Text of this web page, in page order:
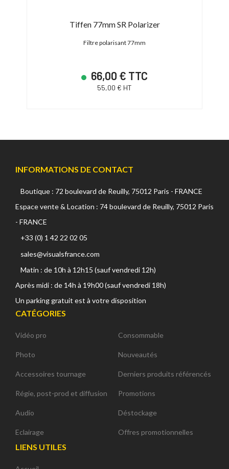
Tiffen 77mm SR Polarizer
Filtre polarisant 77mm
66,00 € TTC
55,00 € HT
INFORMATIONS DE CONTACT
Boutique : 72 boulevard de Reuilly, 75012 Paris - FRANCE
Espace vente & Location : 74 boulevard de Reuilly, 75012 Paris
- FRANCE
+33 (0) 1 42 22 02 05
sales@visualsfrance.com
Matin : de 10h à 12h15 (sauf vendredi 12h)
Après midi : de 14h à 19h00 (sauf vendredi 18h)
Un parking gratuit est à votre disposition
CATÉGORIES
Vidéo pro
Photo
Accessoires tournage
Régie, post-prod et diffusion
Audio
Eclairage
Consommable
Nouveautés
Derniers produits référencés
Promotions
Déstockage
Offres promotionnelles
LIENS UTILES